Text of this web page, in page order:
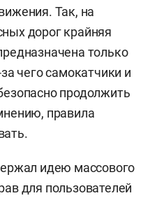
Так, на
дорог крайняя
только
чего самокатчики и
продолжить
правила
идею массового
для пользователей